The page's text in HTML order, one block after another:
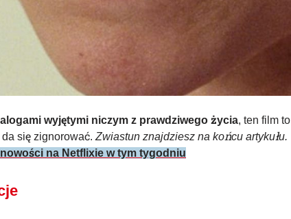
wyjętymi niczym z prawdziwego życia, ten film to
się zignorować. Zwiastun znajdziesz na końcu artykułu.
na Netflixie w tym tygodniu